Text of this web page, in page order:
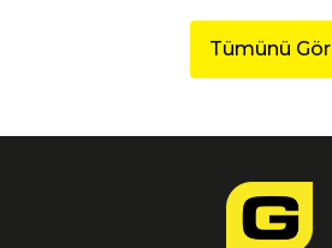
Tümünü Gör